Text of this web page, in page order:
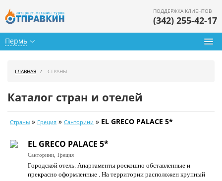
Пермь
ПОДДЕРЖКА КЛИЕНТОВ
(342) 255-42-17
Календарь туров
Цены дня
Страны
ГЛАВНАЯ СТРАНЫ
Каталог стран и отелей
Страны » Греция » Санторини » EL GRECO PALACE 5*
EL GRECO PALACE 5*
Санторини, Греция
Городской отель. Апартаменты роскошно обставленные и
прекрасно оформленные . На территории расположен крупный